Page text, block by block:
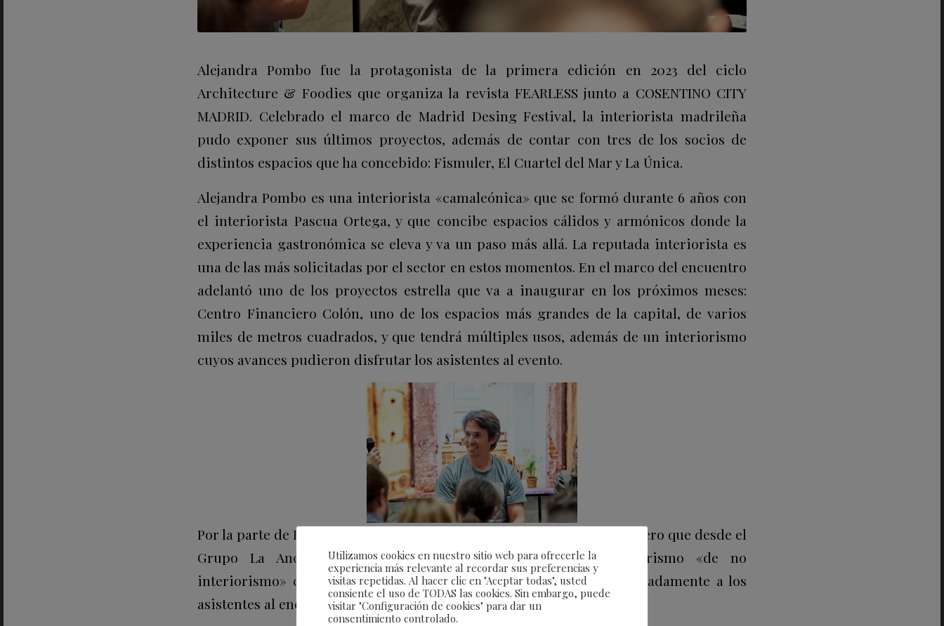
Alejandra Pombo fue la protagonista de la primera edición en 2023 del ciclo
Architecture & Foodies que organiza la revista FEARLESS junto a COSENTINO CITY
MADRID. Celebrado el marco de Madrid Desing Festival, la interiorista madrileña
pudo exponer sus últimos proyectos, además de contar con tres de los socios de
distintos espacios que ha concebido: Fismuler, El Cuartel del Mar y La Única.
Alejandra Pombo es una interiorista «camaleónica» que se formó durante 6 años con
el interiorista Pascua Ortega, y que concibe espacios cálidos y armónicos donde la
experiencia gastronómica se eleva y va un paso más allá. La reputada interiorista es
una de las más solicitadas por el sector en estos momentos. En el marco del encuentro
adelantó uno de los proyectos estrella que va a inaugurar en los próximos meses:
Centro Financiero Colón, uno de los espacios más grandes de la capital, de varios
miles de metros cuadrados, y que tendrá múltiples usos, además de un interiorismo
cuyos avances pudieron disfrutar los asistentes al evento.
Por la parte de Fismuler, acudió Nino Redruello, afamado chef y hostelero que desde el
Grupo La Ancha dirige el restaurante Fismuler, cuyo interiorismo «de no
interiorismo» concibió Alejandra Pombo, y que pudo explicar detalladamente a los
asistentes al encuentro.
Utilizamos cookies en nuestro sitio web para ofrecerle la
experiencia más relevante al recordar sus preferencias y
visitas repetidas. Al hacer clic en "Aceptar todas", usted
consiente el uso de TODAS las cookies. Sin embargo, puede
visitar "Configuración de cookies" para dar un
consentimiento controlado.